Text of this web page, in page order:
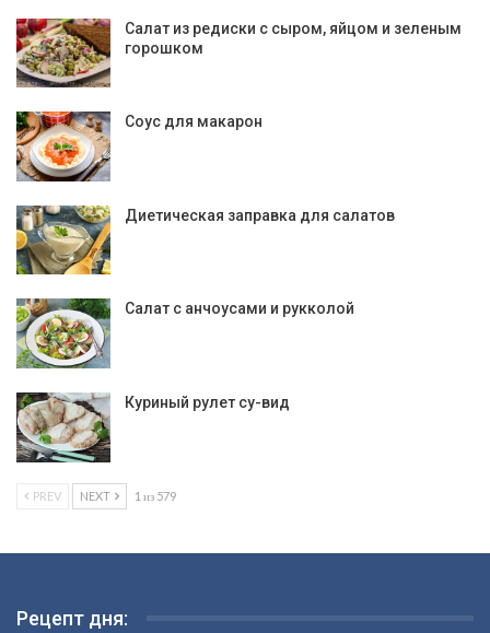
Салат из редиски с сыром, яйцом и зеленым
горошком
Соус для макарон
Диетическая заправка для салатов
Салат с анчоусами и рукколой
Куриный рулет су-вид
PREV NEXT 1 из 579
Рецепт дня: